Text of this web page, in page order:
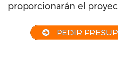
proporcionarán el
PEDIR